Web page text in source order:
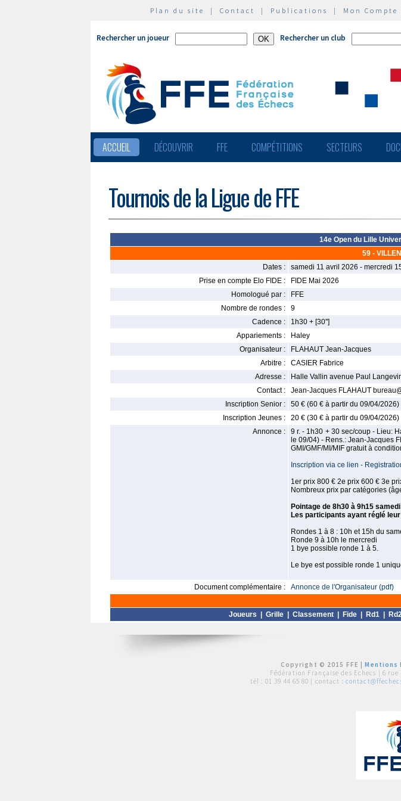
Plan du site | Contact | Publications | Mon Compte
Rechercher un joueur Rechercher un club
ACCUEIL DÉCOUVRIR FFE COMPÉTITIONS SECTEURS
Tournois de la Ligue de FFE
14e Open du Lille
59 -
Dates :
samedi 11 avril 2026 - mercredi
Prise en compte Elo FIDE :
FIDE Mai 2026
Homologué par :
FFE
Nombre de rondes :
9
Cadence :
1h30 + [30'']
Appariements :
Haley
Organisateur :
FLAHAUT Jean-Jacques
Arbitre :
CASIER Fabrice
Adresse :
Halle Vallin avenue Paul
Contact :
Jean-Jacques FLAHAUT
Inscription Senior :
50 € (60 € à partir du 09/04/2026)
Inscription Jeunes :
20 € (30 € à partir du 09/04/2026)
Annonce :
9 r. - 1h30 + 30 sec/coup - Lieu:
le 09/04) - Rens.: Jean-Jacques
GMI/GMF/MI/MIF gratuit à
Inscription via ce lien -
1er prix 800 € 2e prix 600 € 3e
Nombreux prix par catégories
Pointage de 8h30 à 9h15
Les participants ayant réglé
Rondes 1 à 8 : 10h et 15h du
Ronde 9 à 10h le mercredi
1 bye possible ronde 1 à 5.
Le bye est possible ronde 1
Document complémentaire : Annonce de l'Organisateur (pdf)
Joueurs Grille Classement Fide Rd1
Copyright © 2015 FFE |Mentions
Fédération Française des Echecs | 6 rue
tél : 01 39 44 65 80 | contact :